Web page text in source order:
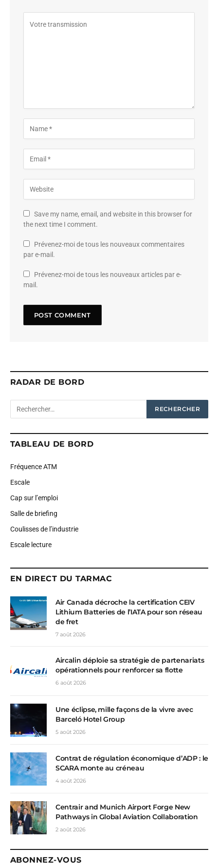
Save my name, email, and website in this browser for
the next time I comment.
Prévenez-moi de tous les nouveaux commentaires
par e-mail.
Prévenez-moi de tous les nouveaux articles par e-
mail.
RADAR DE BORD
TABLEAU DE BORD
Fréquence ATM
Escale
Cap sur l’emploi
Salle de briefing
Coulisses de l’industrie
Escale lecture
EN DIRECT DU TARMAC
Air Canada décroche la certification CEIV
Lithium Batteries de l’IATA pour son réseau
de fret
7 août 2026
Aircalin déploie sa stratégie de partenariats
opérationnels pour renforcer sa flotte
6 août 2026
Une éclipse, mille façons de la vivre avec
Barceló Hotel Group
5 août 2026
Contrat de régulation économique d’ADP : le
SCARA monte au créneau
4 août 2026
Centrair and Munich Airport Forge New
Pathways in Global Aviation Collaboration
2 août 2026
ABONNEZ-VOUS